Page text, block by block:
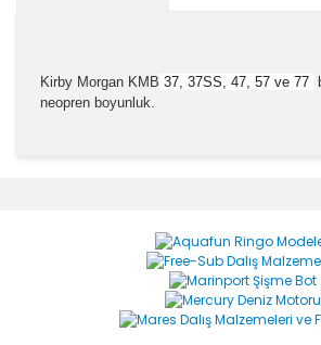
Kirby Morgan KMB 37, 37SS, 47, 57 ve 77
neopren boyunluk.
Yorum Yaz
Ürün resmi kalitesiz, bozuk veya
Ürün açıklamasında eksik bilgiler
Ürün bilgilerinde hatalar bulunuyor.